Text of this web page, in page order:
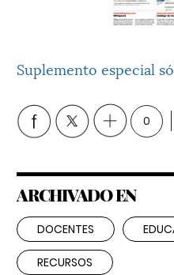
Suplemento especial
0
ARCHIVADO EN
DOCENTES
RECURSOS